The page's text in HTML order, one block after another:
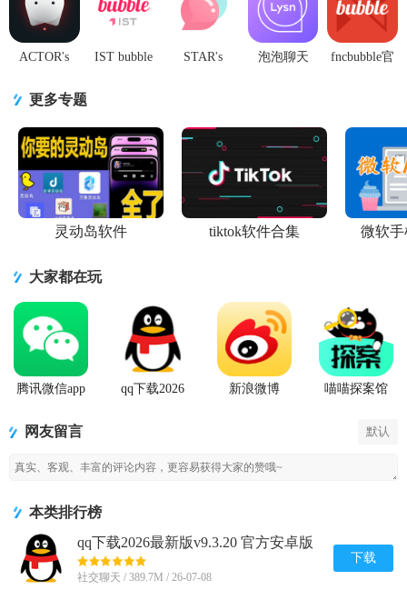
(bubble for
CUBE)
最新版
正版
最新版
方最新版
ACTOR's
安卓版
v1.3.8 最新
版
IST bubble
STAR's
泡泡聊天
fncbubble官
更多专题
灵动岛软件 tiktok软件合集 微软手
大家都在玩
腾讯微信app
qq下载2026
新浪微博
喵喵探案馆
网友留言 默认
本类排行榜
qq下载2026最新版v9.3.20 官方安卓版
社交聊天 / 389.7M / 26-07-08
下载